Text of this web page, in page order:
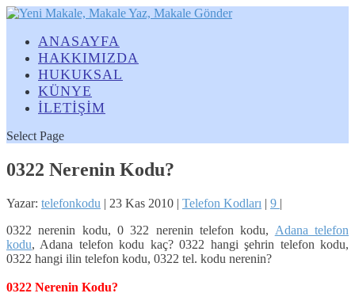
ANASAYFA
HAKKIMIZDA
HUKUKSAL
KÜNYE
İLETİŞİM
Select Page
0322 Nerenin Kodu?
Yazar: telefonkodu | 23 Kas 2010 | Telefon Kodları | 9 |
0322 nerenin kodu, 0 322 nerenin telefon kodu, Adana telefon
kodu, Adana telefon kodu kaç? 0322 hangi şehrin telefon kodu,
0322 hangi ilin telefon kodu, 0322 tel. kodu nerenin?
0322 Nerenin Kodu?